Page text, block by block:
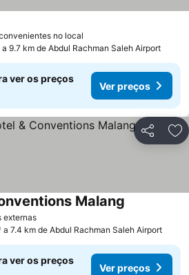
no local
a 9.7 km de Abdul Rachman Saleh Airport
ver os preços
Ver preços
Partilhar
externas
Malang
a 7.4 km de Abdul Rachman Saleh Airport
ver os preços
Ver preços